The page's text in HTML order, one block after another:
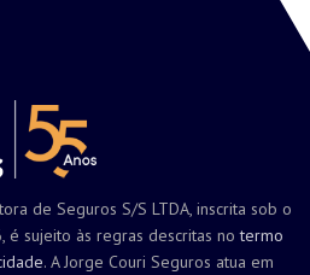
de Seguros S/S LTDA, inscrita sob o
é sujeito às regras descritas notermo
. A Jorge Couri Seguros atua em